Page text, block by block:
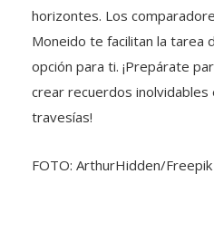
horizontes. Los
Moneido te facilitan la tarea
opción para ti. ¡Prepárate
crear recuerdos inolvidables
travesías!
FOTO: ArthurHidden/Freepik